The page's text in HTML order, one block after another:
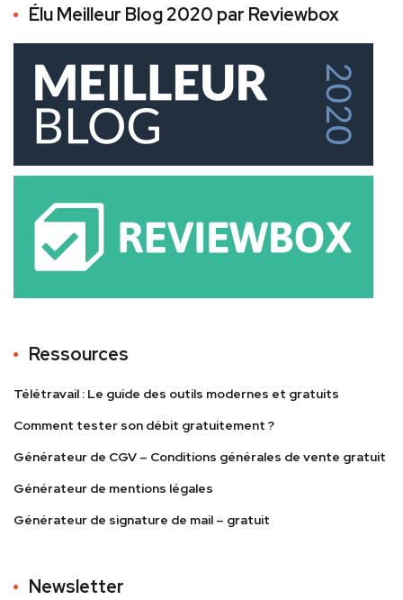
Élu Meilleur Blog 2020 par Reviewbox
Ressources
Télétravail : Le guide des outils modernes et gratuits
Comment tester son débit gratuitement ?
Générateur de CGV – Conditions générales de vente gratuit
Générateur de mentions légales
Générateur de signature de mail – gratuit
Newsletter